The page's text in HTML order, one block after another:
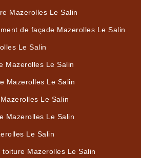
Mazerolles Le Salin
de façade Mazerolles Le Salin
Le Salin
Mazerolles Le Salin
Mazerolles Le Salin
Le Salin
Mazerolles Le Salin
Le Salin
Mazerolles Le Salin